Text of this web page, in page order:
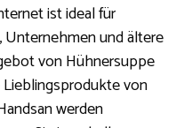
ist ideal für
Unternehmen und ältere
von Hühnersuppe
von
werden